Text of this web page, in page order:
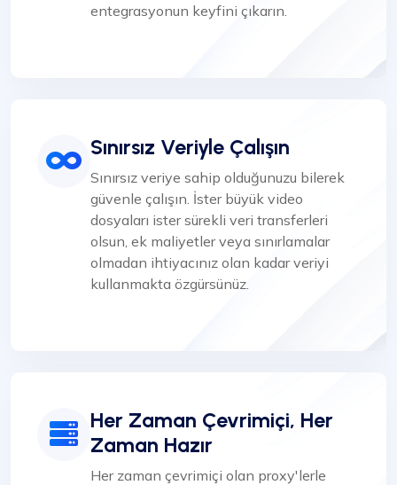
entegrasyonun keyfini çıkarın.
Sınırsız Veriyle Çalışın
Sınırsız veriye sahip olduğunuzu bilerek
güvenle çalışın. İster büyük video
dosyaları ister sürekli veri transferleri
olsun, ek maliyetler veya sınırlamalar
olmadan ihtiyacınız olan kadar veriyi
kullanmakta özgürsünüz.
Her Zaman Çevrimiçi, Her
Zaman Hazır
Her zaman çevrimiçi olan proxy'lerle